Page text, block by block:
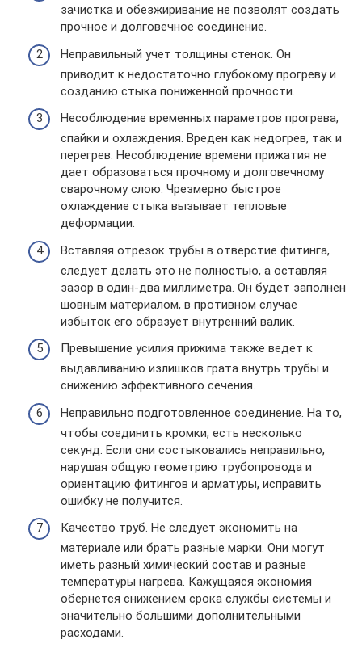
зачистка и обезжиривание не позволят создать
прочное и долговечное соединение.
Неправильный учет толщины стенок. Он
приводит к недостаточно глубокому прогреву и
созданию стыка пониженной прочности.
Несоблюдение временных параметров прогрева,
спайки и охлаждения. Вреден как недогрев, так и
перегрев. Несоблюдение времени прижатия не
дает образоваться прочному и долговечному
сварочному слою. Чрезмерно быстрое
охлаждение стыка вызывает тепловые
деформации.
Вставляя отрезок трубы в отверстие фитинга,
следует делать это не полностью, а оставляя
зазор в один-два миллиметра. Он будет заполнен
шовным материалом, в противном случае
избыток его образует внутренний валик.
Превышение усилия прижима также ведет к
выдавливанию излишков грата внутрь трубы и
снижению эффективного сечения.
Неправильно подготовленное соединение. На то,
чтобы соединить кромки, есть несколько
секунд. Если они состыковались неправильно,
нарушая общую геометрию трубопровода и
ориентацию фитингов и арматуры, исправить
ошибку не получится.
Качество труб. Не следует экономить на
материале или брать разные марки. Они могут
иметь разный химический состав и разные
температуры нагрева. Кажущаяся экономия
обернется снижением срока службы системы и
значительно большими дополнительными
расходами.